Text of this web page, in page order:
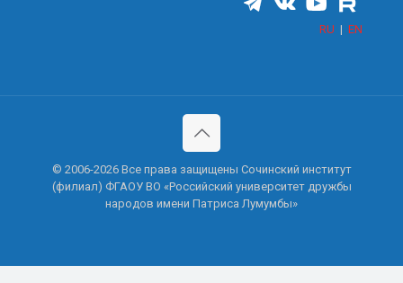
RU | EN
© 2006-2026 Все права защищены Сочинский институт
(филиал) ФГАОУ ВО «Российский университет дружбы
народов имени Патриса Лумумбы»